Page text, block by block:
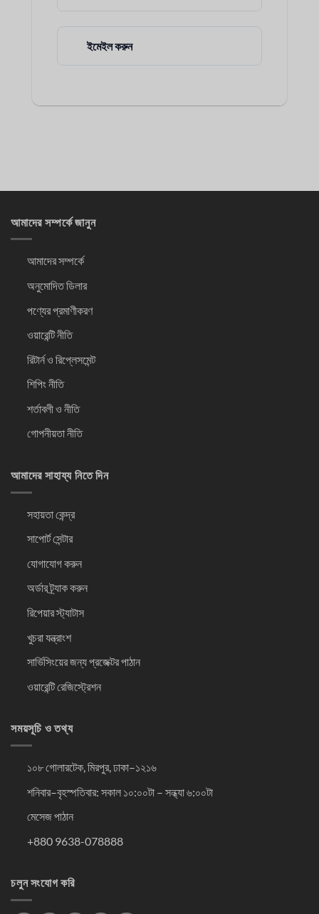
ইমেইল করুন
আমাদের সম্পর্কে জানুন
আমাদের সম্পর্কে
অনুমোদিত ডিলার
পণ্যের প্রমাণীকরণ
ওয়ারেন্টি নীতি
রিটার্ন ও রিপ্লেসমেন্ট
শিপিং নীতি
শর্তাবলী ও নীতি
গোপনীয়তা নীতি
আমাদের সাহায্য নিতে দিন
সহায়তা কেন্দ্র
সাপোর্ট সেন্টার
যোগাযোগ করুন
অর্ডার ট্র্যাক করুন
রিপেয়ার স্ট্যাটাস
খুচরা যন্ত্রাংশ
সার্ভিসিংয়ের জন্য প্রজেক্টর পাঠান
ওয়ারেন্টি রেজিস্ট্রেশন
সময়সূচি ও তথ্য
১০৮ গোলারটেক, মিরপুর, ঢাকা–১২১৬
শনিবার–বৃহস্পতিবার: সকাল ১০:০০টা – সন্ধ্যা ৬:০০টা
মেসেজ পাঠান
+880 9638-078888
চলুন সংযোগ করি